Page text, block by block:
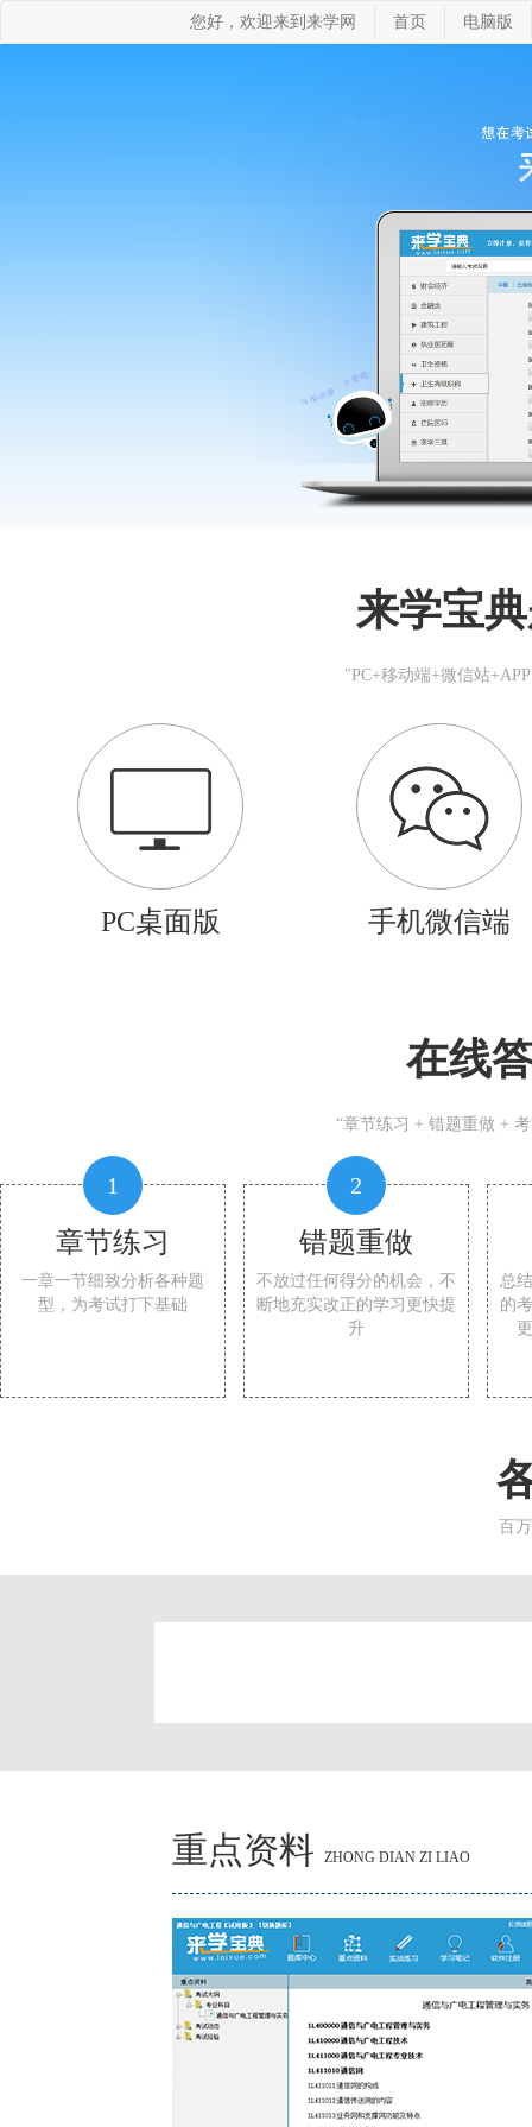
您好，欢迎来到来学网 首页 电脑版
来学宝
"PC+移动端+微信站
PC桌面版 手机微信端
在线
“章节练习 + 错题重做 +
1
章节练习
一章一节细致分析各种题
型，为考试打下基础
2
错题重做
不放过任何得分的机会，不
断地充实改正的学习更快提
升
总
的
百
重点资料 ZHONG DIAN ZI LIAO